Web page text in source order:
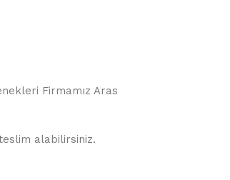
Firmamız Aras
alabilirsiniz.